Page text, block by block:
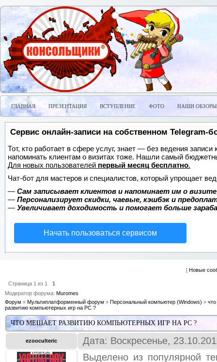
ГЛАВНАЯ ПРЕЗЕНТАЦИЯ ВСТУПЛЕНИЕ ФОТО НАШИ ОБЗОРЫ
Сервис онлайн-записи на собственном Telegram-
Тот, кто работает в сфере услуг, знает — без ведения
напоминать клиентам о визитах тоже. Нашли самый
Для новых пользователей первый месяц бесплатно.
Чат-бот для мастеров и специалистов, который упрощает
— Сам записывает клиентов и напоминает им о
— Персонализирует скидки, чаевые, кэшбэк и
— Увеличивает доходимость и помогает больше
Начать пользоваться сервисом
[ Новые
Страница 1 из 1
1
Модератор форума: Muromes
Форум » Мультиплатформенный форум » Персональный компьютер (Windows) »
развитию компьютерных игр на PC ?
ЧТО МЕШАЕТ РАЗВИТИЮ КОМПЬЮТЕРНЫХ ИГР НА PC ?
ezooculteric Дата: Воскресенье,
Выделено из популярной